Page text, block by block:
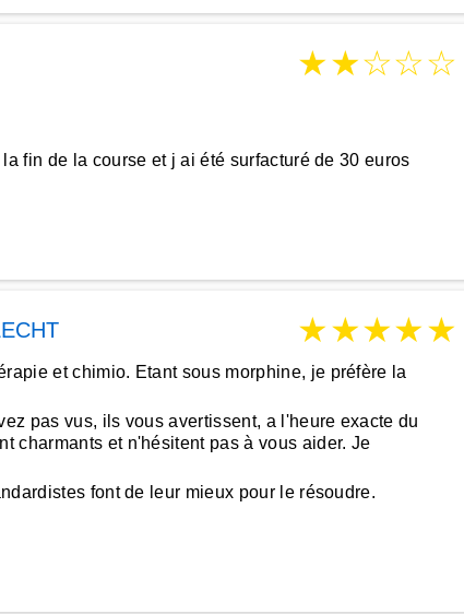
★★☆☆☆
fin de la course et j ai été surfacturé de 30 euros
★★★★★
et chimio. Etant sous morphine, je préfère la
pas vus, ils vous avertissent, a l'heure exacte du
charmants et n'hésitent pas à vous aider. Je
font de leur mieux pour le résoudre.